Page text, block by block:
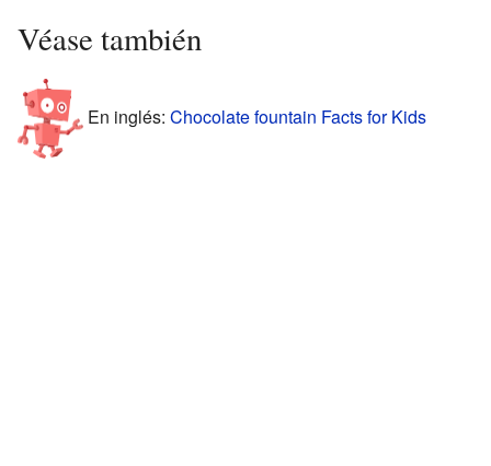
Véase también
En inglés: Chocolate fountain Facts for Kids